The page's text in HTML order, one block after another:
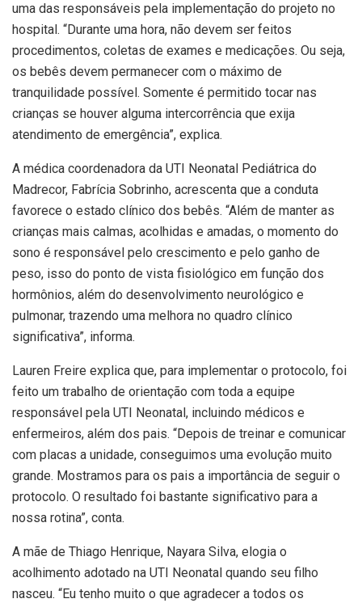
uma das responsáveis pela implementação do projeto no
hospital. “Durante uma hora, não devem ser feitos
procedimentos, coletas de exames e medicações. Ou seja,
os bebês devem permanecer com o máximo de
tranquilidade possível. Somente é permitido tocar nas
crianças se houver alguma intercorrência que exija
atendimento de emergência”, explica.
A médica coordenadora da UTI Neonatal Pediátrica do
Madrecor, Fabrícia Sobrinho, acrescenta que a conduta
favorece o estado clínico dos bebês. “Além de manter as
crianças mais calmas, acolhidas e amadas, o momento do
sono é responsável pelo crescimento e pelo ganho de
peso, isso do ponto de vista fisiológico em função dos
hormônios, além do desenvolvimento neurológico e
pulmonar, trazendo uma melhora no quadro clínico
significativa”, informa.
Lauren Freire explica que, para implementar o protocolo, foi
feito um trabalho de orientação com toda a equipe
responsável pela UTI Neonatal, incluindo médicos e
enfermeiros, além dos pais. “Depois de treinar e comunicar
com placas a unidade, conseguimos uma evolução muito
grande. Mostramos para os pais a importância de seguir o
protocolo. O resultado foi bastante significativo para a
nossa rotina”, conta.
A mãe de Thiago Henrique, Nayara Silva, elogia o
acolhimento adotado na UTI Neonatal quando seu filho
nasceu. “Eu tenho muito o que agradecer a todos os